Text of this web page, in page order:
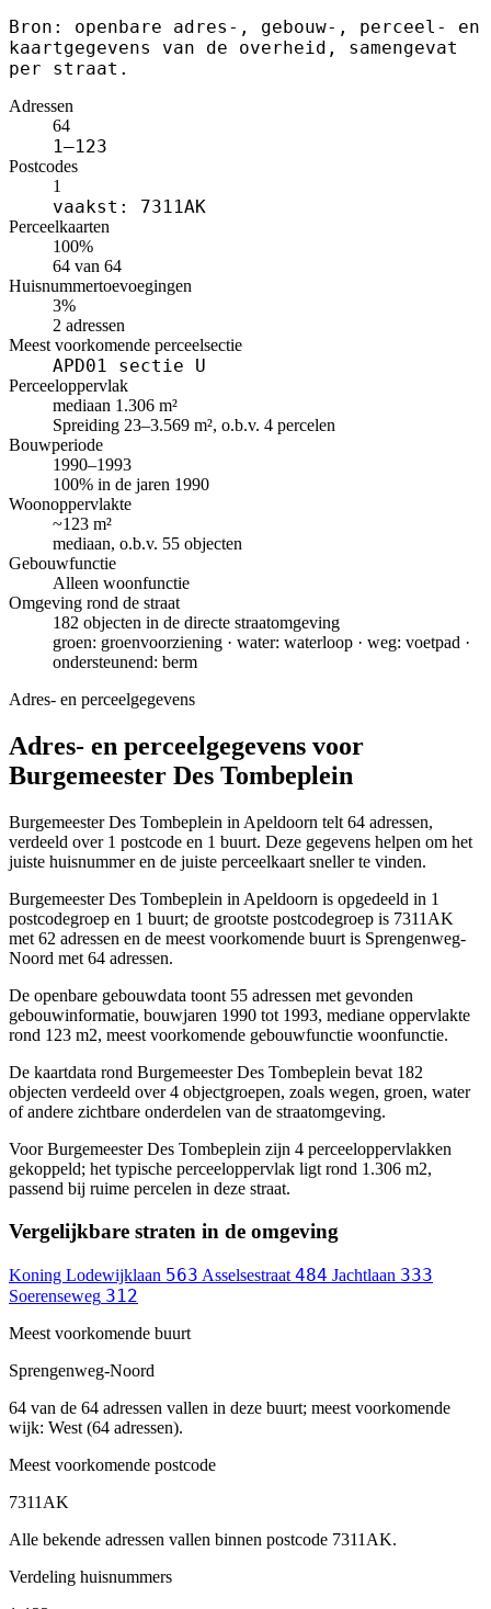
Bron: openbare adres-, gebouw-, perceel- en
kaartgegevens van de overheid, samengevat
per straat.
Adressen
64
1–123
Postcodes
1
vaakst: 7311AK
Perceelkaarten
100%
64 van 64
Huisnummertoevoegingen
3%
2 adressen
Meest voorkomende perceelsectie
APD01 sectie U
Perceeloppervlak
mediaan 1.306 m²
Spreiding 23–3.569 m², o.b.v. 4 percelen
Bouwperiode
1990–1993
100% in de jaren 1990
Woonoppervlakte
~123 m²
mediaan, o.b.v. 55 objecten
Gebouwfunctie
Alleen woonfunctie
Omgeving rond de straat
182 objecten in de directe straatomgeving
groen: groenvoorziening · water: waterloop · weg: voetpad ·
ondersteunend: berm
Adres- en perceelgegevens
Adres- en perceelgegevens voor
Burgemeester Des Tombeplein
Burgemeester Des Tombeplein in Apeldoorn telt 64 adressen,
verdeeld over 1 postcode en 1 buurt. Deze gegevens helpen om het
juiste huisnummer en de juiste perceelkaart sneller te vinden.
Burgemeester Des Tombeplein in Apeldoorn is opgedeeld in 1
postcodegroep en 1 buurt; de grootste postcodegroep is 7311AK
met 62 adressen en de meest voorkomende buurt is Sprengenweg-
Noord met 64 adressen.
De openbare gebouwdata toont 55 adressen met gevonden
gebouwinformatie, bouwjaren 1990 tot 1993, mediane oppervlakte
rond 123 m2, meest voorkomende gebouwfunctie woonfunctie.
De kaartdata rond Burgemeester Des Tombeplein bevat 182
objecten verdeeld over 4 objectgroepen, zoals wegen, groen, water
of andere zichtbare onderdelen van de straatomgeving.
Voor Burgemeester Des Tombeplein zijn 4 perceeloppervlakken
gekoppeld; het typische perceeloppervlak ligt rond 1.306 m2,
passend bij ruime percelen in deze straat.
Vergelijkbare straten in de omgeving
Koning Lodewijklaan 563 Asselsestraat 484 Jachtlaan 333
Soerenseweg 312
Meest voorkomende buurt
Sprengenweg-Noord
64 van de 64 adressen vallen in deze buurt; meest voorkomende
wijk: West (64 adressen).
Meest voorkomende postcode
7311AK
Alle bekende adressen vallen binnen postcode 7311AK.
Verdeling huisnummers